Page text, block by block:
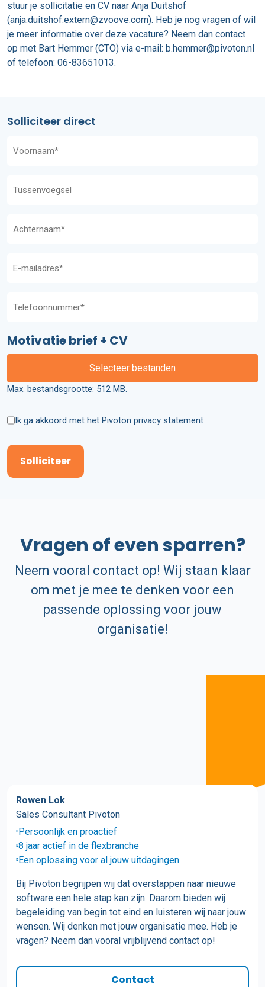
stuur je sollicitatie en CV naar Anja Duitshof
(anja.duitshof.extern@zvoove.com). Heb je nog vragen of wil
je meer informatie over deze vacature? Neem dan contact
op met Bart Hemmer (CTO) via e-mail: b.hemmer@pivoton.nl
of telefoon: 06-83651013.
Solliciteer direct
Naam
Geen
Naam
E-
Telefoon
Motivatie brief + CV
Selecteer bestanden
Max. bestandsgrootte: 512 MB.
Ik
akkoord
met
statement
Ik ga akkoord met het Pivoton privacy statement
Vragen of even sparren?
Neem vooral contact op! Wij staan klaar
om met je mee te denken voor een
passende oplossing voor jouw
organisatie!
Rowen Lok
Sales Consultant Pivoton
Persoonlijk en proactief
8 jaar actief in de flexbranche
Een oplossing voor al jouw uitdagingen
Bij Pivoton begrijpen wij dat overstappen naar nieuwe
software een hele stap kan zijn. Daarom bieden wij
begeleiding van begin tot eind en luisteren wij naar jouw
wensen. Wij denken met jouw organisatie mee. Heb je
vragen? Neem dan vooral vrijblijvend contact op!
Contact